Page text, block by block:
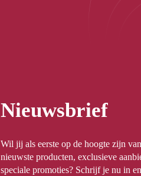
Nieuwsbrief
Wil jij als eerste op de hoogte zijn
nieuwste producten, exclusieve
speciale promoties? Schrijf je nu in